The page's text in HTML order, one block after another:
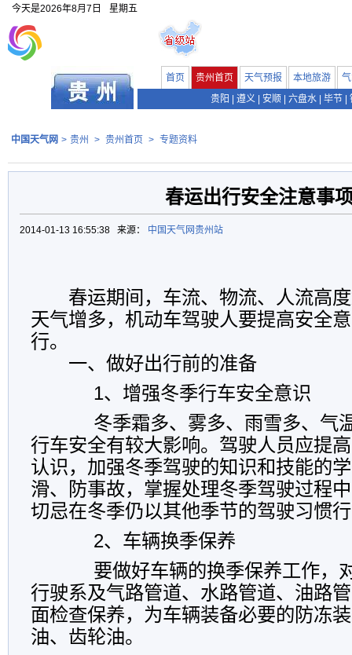
今天是2026年8月7日 星期五
首页 贵州首页 天气预报 本地旅游
贵阳
遵义 安顺 六盘水 毕节
中国天气网 > 贵州 > 贵州首页 > 专题资料
春运出行安全注意事
2014-01-13 16:55:38 来源： 中国天气网贵州站
春运期间，车流、物流、人流高度
天气增多，机动车驾驶人要提高安全
行。
一、做好出行前的准备
1、增强冬季行车安全意识
冬季霜多、雾多、雨雪多、气
行车安全有较大影响。驾驶人员应提
认识，加强冬季驾驶的知识和技能的
滑、防事故，掌握处理冬季驾驶过程
切忌在冬季仍以其他季节的驾驶习惯
2、车辆换季保养
要做好车辆的换季保养工作，
行驶系及气路管道、水路管道、油路
面检查保养，为车辆装备必要的防冻
油、齿轮油。